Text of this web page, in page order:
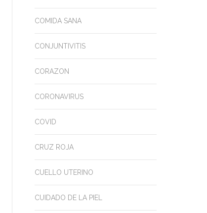
COMIDA SANA
CONJUNTIVITIS
CORAZON
CORONAVIRUS
COVID
CRUZ ROJA
CUELLO UTERINO
CUIDADO DE LA PIEL